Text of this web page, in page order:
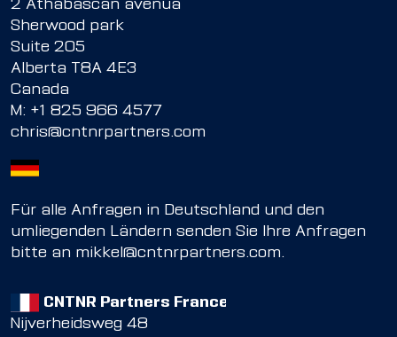
2 Athabascan avenua
Sherwood park
Suite 205
Alberta T8A 4E3
Canada
M: +1 825 966 4577
chris@cntnrpartners.com
Für alle Anfragen in Deutschland und den
umliegenden Ländern senden Sie Ihre Anfragen
bitte an mikkel@cntnrpartners.com.
CNTNR Partners France
Nijverheidsweg 48